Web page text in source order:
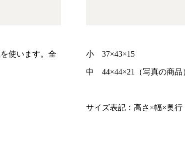
使います。全 小 37×43×15
中 44×44×21（写真の商品
サイズ表記：高さ×幅×奥行